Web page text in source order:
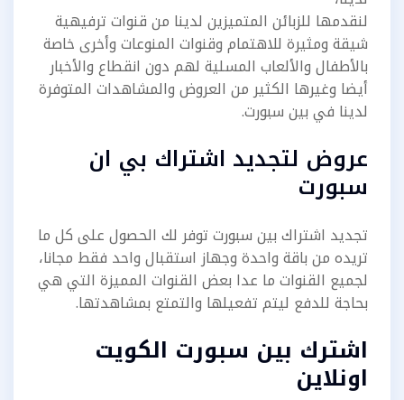
لنقدمها للزبائن المتميزين لدينا من قنوات ترفيهية
شيقة ومثيرة للاهتمام وقنوات المنوعات وأخرى خاصة
بالأطفال والألعاب المسلية لهم دون انقطاع والأخبار
أيضا وغيرها الكثير من العروض والمشاهدات المتوفرة
لدينا في بين سبورت.
عروض لتجديد اشتراك بي ان
سبورت
تجديد اشتراك بين سبورت توفر لك الحصول على كل ما
تريده من باقة واحدة وجهاز استقبال واحد فقط مجانا،
لجميع القنوات ما عدا بعض القنوات المميزة التي هي
بحاجة للدفع ليتم تفعيلها والتمتع بمشاهدتها.
اشترك بين سبورت الكويت
اونلاين